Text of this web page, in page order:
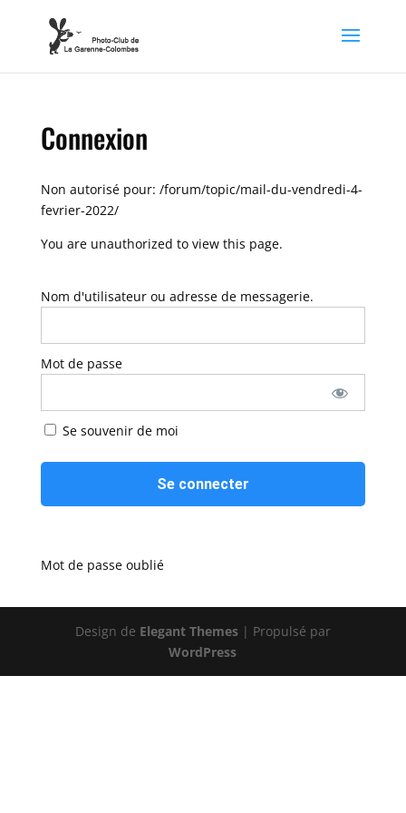
Connexion
Non autorisé pour: /forum/topic/mail-du-vendredi-4-
fevrier-2022/
You are unauthorized to view this page.
Nom d'utilisateur ou adresse de messagerie.
Mot de passe
Se souvenir de moi
Mot de passe oublié
Design de Elegant Themes| Propulsé par
WordPress